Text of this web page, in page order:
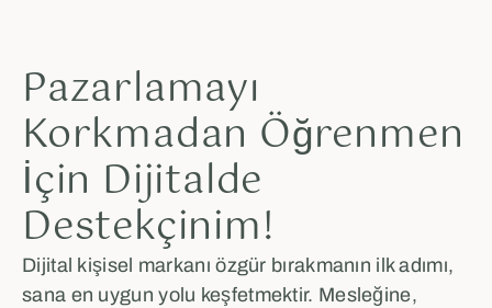
Pazarlamayı
Korkmadan Öğrenmen
İçin Dijitalde
Destekçinim!
Dijital kişisel markanı özgür bırakmanın ilk adımı,
sana en uygun yolu keşfetmektir. Mesleğine,